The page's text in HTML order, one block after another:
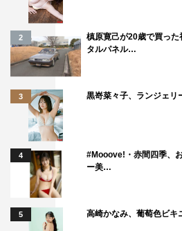
毎週火曜 午後9時～
公式HP：https://www.tv-
©テレビ朝日
道枝駿佑
2
槙原寛己が20歳で買っ
タルパネル…
3 黒嵜菜々子、ランジェリ
4
#Mooove!・赤間四季、
ー美…
5 高崎かなみ、葡萄色ビキ